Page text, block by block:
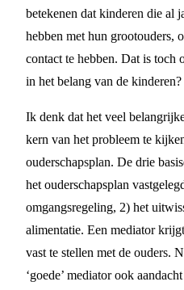
betekenen dat kinderen die al
hebben met hun grootouders,
contact te hebben. Dat is toch
in het belang van de kinderen?
Ik denk dat het veel
kern van het probleem te
ouderschapsplan. De drie
het ouderschapsplan
omgangsregeling, 2) het
alimentatie. Een mediator
vast te stellen met de ouders.
‘goede’ mediator ook